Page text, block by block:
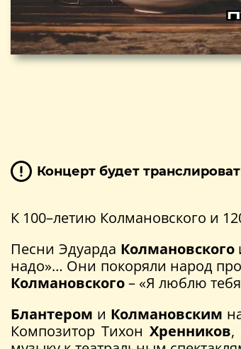
Концерт будет
К 100–летию Колмановского и
Песни Эдуарда Колмановского
надо»… Они покоряли народ
Колмановского– «Я люблю
Блантером и Колмановским
Композитор Тихон Хренников,